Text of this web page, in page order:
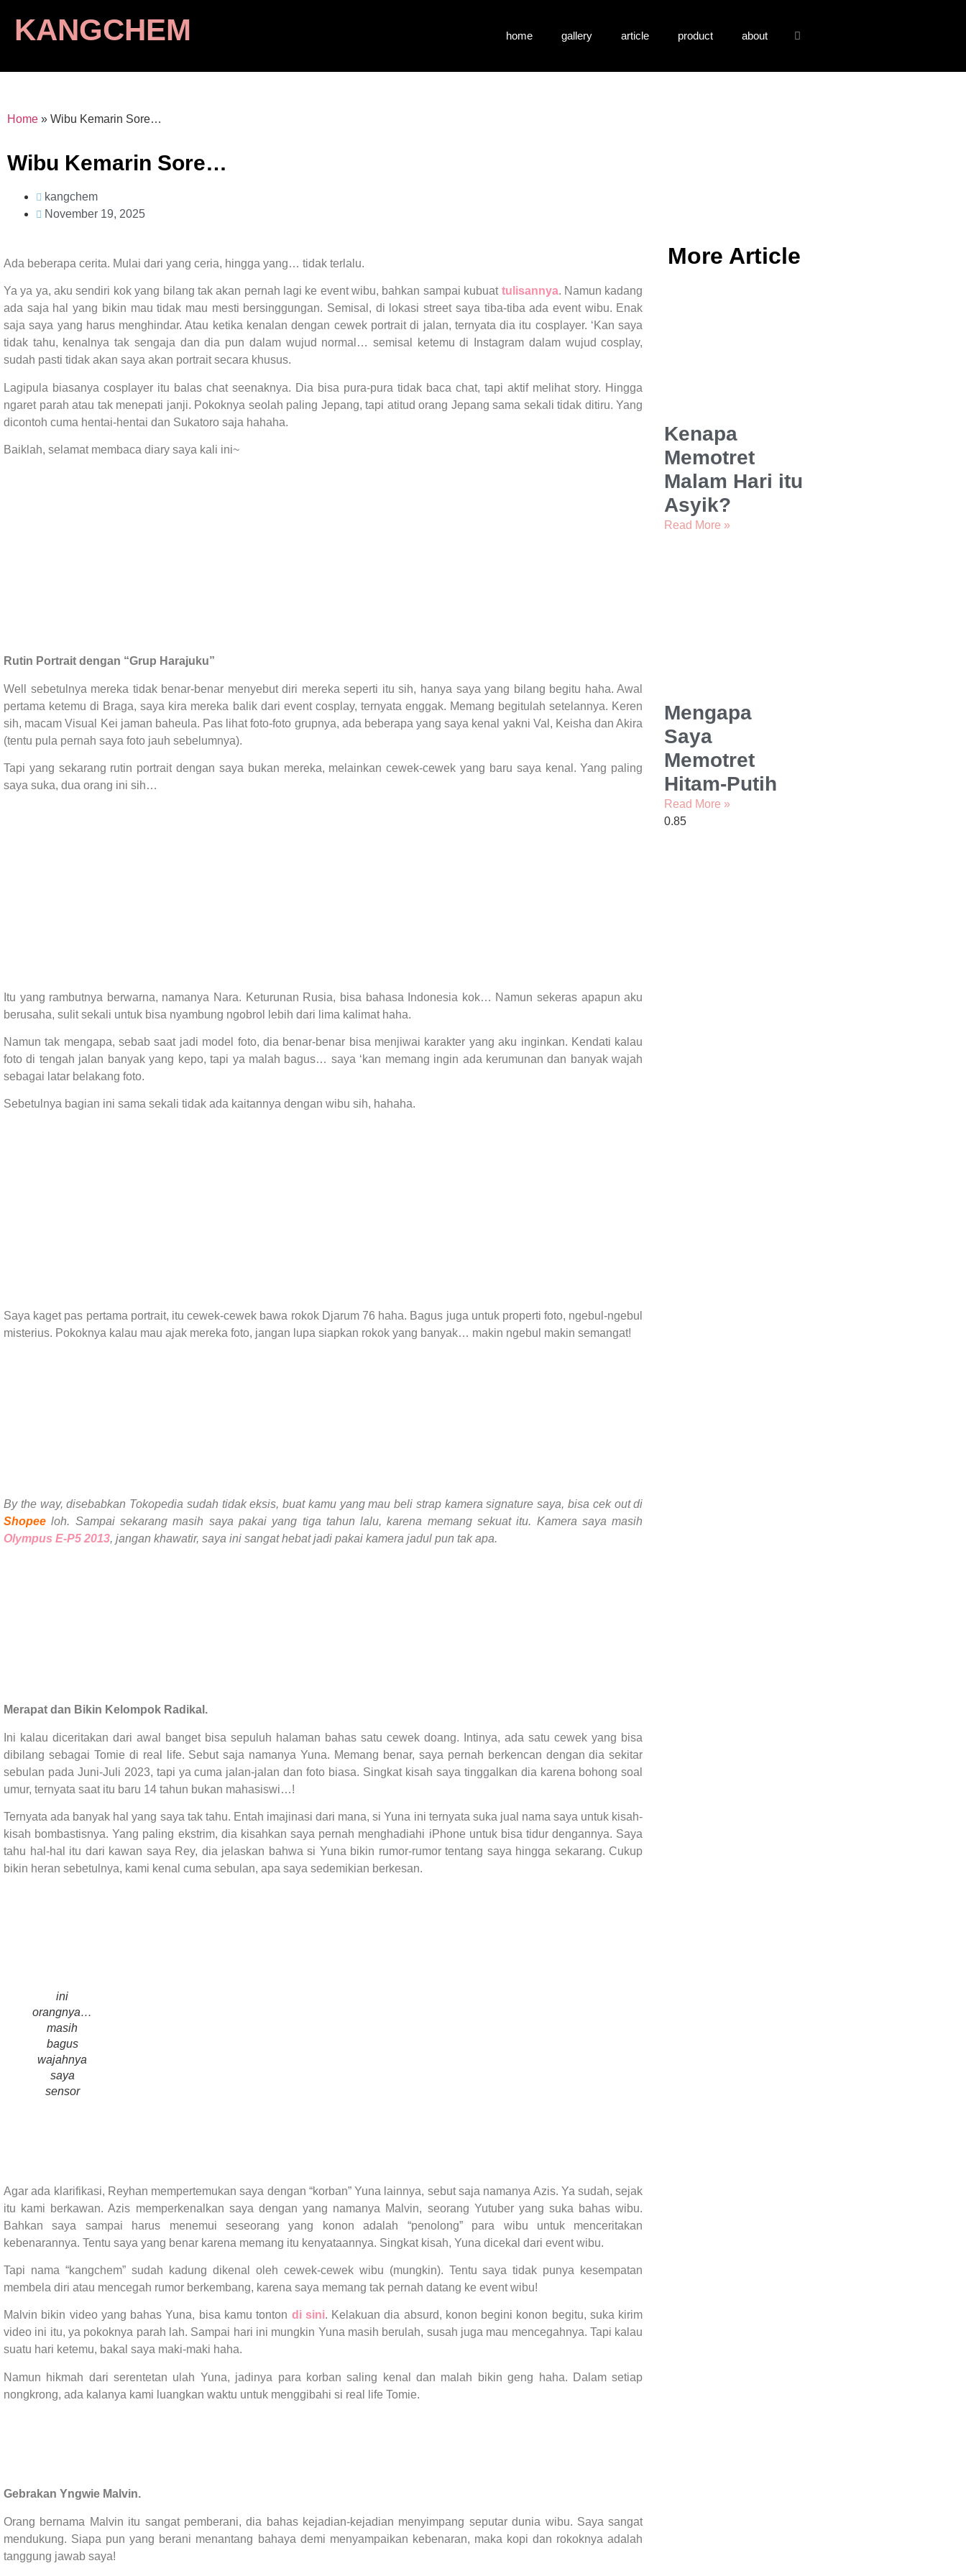
KANGCHEM home gallery article product about
Home » Wibu Kemarin Sore…
Wibu Kemarin Sore…
kangchem
November 19, 2025
Ada beberapa cerita. Mulai dari yang ceria, hingga yang… tidak terlalu.
Ya ya ya, aku sendiri kok yang bilang tak akan pernah lagi ke event wibu, bahkan sampai kubuat tulisannya. Namun kadang
ada saja hal yang bikin mau tidak mau mesti bersinggungan. Semisal, di lokasi street saya tiba-tiba ada event wibu. Enak
saja saya yang harus menghindar. Atau ketika kenalan dengan cewek portrait di jalan, ternyata dia itu cosplayer. ‘Kan saya
tidak tahu, kenalnya tak sengaja dan dia pun dalam wujud normal… semisal ketemu di Instagram dalam wujud cosplay,
sudah pasti tidak akan saya akan portrait secara khusus.
Lagipula biasanya cosplayer itu balas chat seenaknya. Dia bisa pura-pura tidak baca chat, tapi aktif melihat story. Hingga
ngaret parah atau tak menepati janji. Pokoknya seolah paling Jepang, tapi atitud orang Jepang sama sekali tidak ditiru. Yang
dicontoh cuma hentai-hentai dan Sukatoro saja hahaha.
Baiklah, selamat membaca diary saya kali ini~
Rutin Portrait dengan “Grup Harajuku”
Well sebetulnya mereka tidak benar-benar menyebut diri mereka seperti itu sih, hanya saya yang bilang begitu haha. Awal
pertama ketemu di Braga, saya kira mereka balik dari event cosplay, ternyata enggak. Memang begitulah setelannya. Keren
sih, macam Visual Kei jaman baheula. Pas lihat foto-foto grupnya, ada beberapa yang saya kenal yakni Val, Keisha dan Akira
(tentu pula pernah saya foto jauh sebelumnya).
Tapi yang sekarang rutin portrait dengan saya bukan mereka, melainkan cewek-cewek yang baru saya kenal. Yang paling
saya suka, dua orang ini sih…
Itu yang rambutnya berwarna, namanya Nara. Keturunan Rusia, bisa bahasa Indonesia kok… Namun sekeras apapun aku
berusaha, sulit sekali untuk bisa nyambung ngobrol lebih dari lima kalimat haha.
Namun tak mengapa, sebab saat jadi model foto, dia benar-benar bisa menjiwai karakter yang aku inginkan. Kendati kalau
foto di tengah jalan banyak yang kepo, tapi ya malah bagus… saya ‘kan memang ingin ada kerumunan dan banyak wajah
sebagai latar belakang foto.
Sebetulnya bagian ini sama sekali tidak ada kaitannya dengan wibu sih, hahaha.
Saya kaget pas pertama portrait, itu cewek-cewek bawa rokok Djarum 76 haha. Bagus juga untuk properti foto, ngebul-ngebul
misterius. Pokoknya kalau mau ajak mereka foto, jangan lupa siapkan rokok yang banyak… makin ngebul makin semangat!
By the way, disebabkan Tokopedia sudah tidak eksis, buat kamu yang mau beli strap kamera signature saya, bisa cek out di
Shopee loh. Sampai sekarang masih saya pakai yang tiga tahun lalu, karena memang sekuat itu. Kamera saya masih
Olympus E-P5 2013, jangan khawatir, saya ini sangat hebat jadi pakai kamera jadul pun tak apa.
Merapat dan Bikin Kelompok Radikal.
Ini kalau diceritakan dari awal banget bisa sepuluh halaman bahas satu cewek doang. Intinya, ada satu cewek yang bisa
dibilang sebagai Tomie di real life. Sebut saja namanya Yuna. Memang benar, saya pernah berkencan dengan dia sekitar
sebulan pada Juni-Juli 2023, tapi ya cuma jalan-jalan dan foto biasa. Singkat kisah saya tinggalkan dia karena bohong soal
umur, ternyata saat itu baru 14 tahun bukan mahasiswi…!
Ternyata ada banyak hal yang saya tak tahu. Entah imajinasi dari mana, si Yuna ini ternyata suka jual nama saya untuk kisah-
kisah bombastisnya. Yang paling ekstrim, dia kisahkan saya pernah menghadiahi iPhone untuk bisa tidur dengannya. Saya
tahu hal-hal itu dari kawan saya Rey, dia jelaskan bahwa si Yuna bikin rumor-rumor tentang saya hingga sekarang. Cukup
bikin heran sebetulnya, kami kenal cuma sebulan, apa saya sedemikian berkesan.
ini
orangnya…
masih
bagus
wajahnya
saya
sensor
Agar ada klarifikasi, Reyhan mempertemukan saya dengan “korban” Yuna lainnya, sebut saja namanya Azis. Ya sudah, sejak
itu kami berkawan. Azis memperkenalkan saya dengan yang namanya Malvin, seorang Yutuber yang suka bahas wibu.
Bahkan saya sampai harus menemui seseorang yang konon adalah “penolong” para wibu untuk menceritakan
kebenarannya. Tentu saya yang benar karena memang itu kenyataannya. Singkat kisah, Yuna dicekal dari event wibu.
Tapi nama “kangchem” sudah kadung dikenal oleh cewek-cewek wibu (mungkin). Tentu saya tidak punya kesempatan
membela diri atau mencegah rumor berkembang, karena saya memang tak pernah datang ke event wibu!
Malvin bikin video yang bahas Yuna, bisa kamu tonton di sini. Kelakuan dia absurd, konon begini konon begitu, suka kirim
video ini itu, ya pokoknya parah lah. Sampai hari ini mungkin Yuna masih berulah, susah juga mau mencegahnya. Tapi kalau
suatu hari ketemu, bakal saya maki-maki haha.
Namun hikmah dari serentetan ulah Yuna, jadinya para korban saling kenal dan malah bikin geng haha. Dalam setiap
nongkrong, ada kalanya kami luangkan waktu untuk menggibahi si real life Tomie.
Gebrakan Yngwie Malvin.
Orang bernama Malvin itu sangat pemberani, dia bahas kejadian-kejadian menyimpang seputar dunia wibu. Saya sangat
mendukung. Siapa pun yang berani menantang bahaya demi menyampaikan kebenaran, maka kopi dan rokoknya adalah
tanggung jawab saya!
More Article
Kenapa
Memotret
Malam Hari itu
Asyik?
Read More »
Mengapa
Saya
Memotret
Hitam-Putih
Read More »